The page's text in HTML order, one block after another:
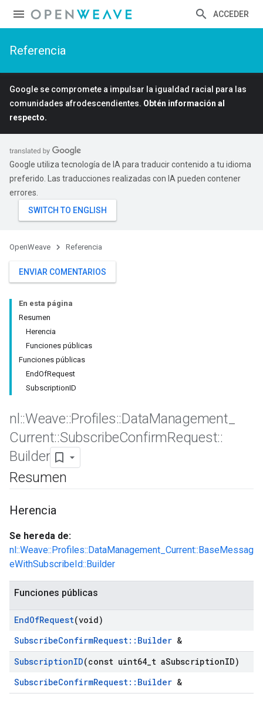
ACCEDER
Referencia
Google se compromete a impulsar la igualdad racial para las
comunidades afrodescendientes. Obtén información al
respecto.
Google utiliza tecnología de IA para traducir contenido a tu idioma
preferido. Las traducciones realizadas con IA pueden contener
errores.
OpenWeave Referencia
ENVIAR COMENTARIOS
En esta página
Resumen
Herencia
Funciones públicas
Funciones públicas
EndOfRequest
SubscriptionID
nl ::Weave::Profiles::DataManagement
Current::SubscribeConfirmRequest::
Builder
Resumen
Herencia
Se hereda de:
nl::Weave::Profiles::DataManagement_Current::BaseMessag
eWithSubscribeId::Builder
Funciones públicas
EndOfRequest(void)
SubscribeConfirmRequest::Builder &
SubscriptionID(const uint64 t aSubscriptionID)
SubscribeConfirmRequest::Builder &